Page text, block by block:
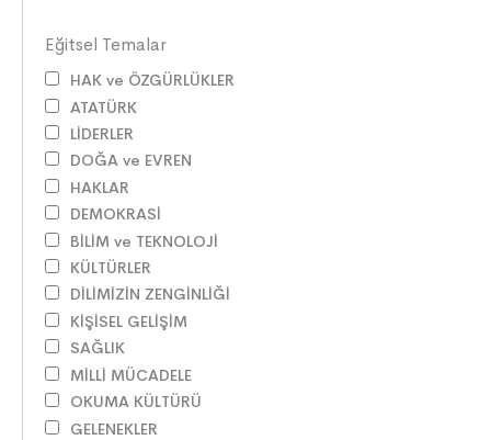
Eğitsel Temalar
HAK ve ÖZGÜRLÜKLER
ATATÜRK
LİDERLER
DOĞA ve EVREN
HAKLAR
DEMOKRASİ
BİLİM ve TEKNOLOJİ
KÜLTÜRLER
DİLİMİZİN ZENGİNLİĞİ
KİŞİSEL GELİŞİM
SAĞLIK
MİLLİ MÜCADELE
OKUMA KÜLTÜRÜ
GELENEKLER